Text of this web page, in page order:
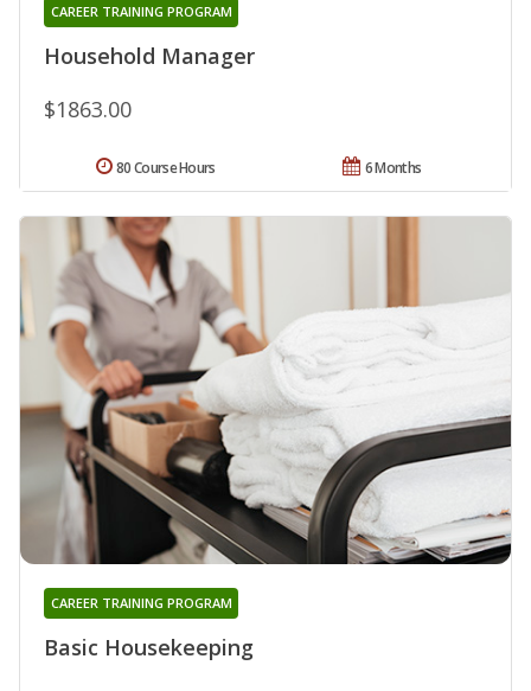
Household Manager
CAREER TRAINING PROGRAM
$1863.00
6 Months
80 Course Hours
Basic Housekeeping
CAREER TRAINING PROGRAM